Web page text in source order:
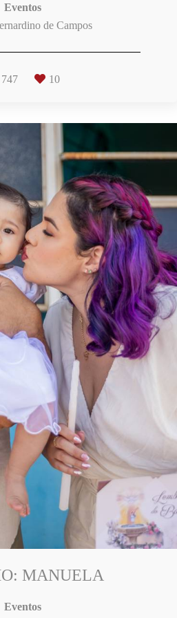
Eventos
de Campos
747 10
MANUELA
Eventos